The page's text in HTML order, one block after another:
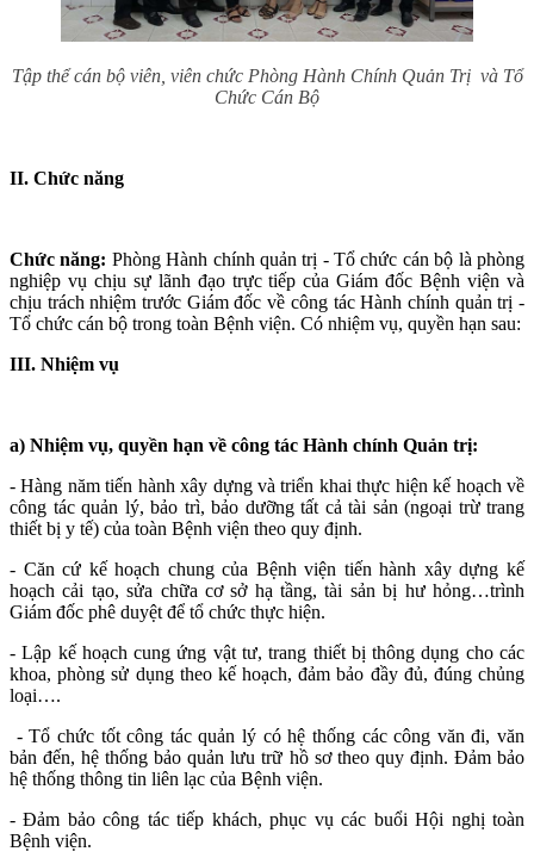
Tập thể cán bộ viên, viên chức Phòng Hành Chính Quản Trị và Tổ
Chức Cán Bộ
II. Chức năng
Chức năng: Phòng Hành chính quản trị - Tổ chức cán bộ là phòng
nghiệp vụ chịu sự lãnh đạo trực tiếp của Giám đốc Bệnh viện và
chịu trách nhiệm trước Giám đốc về công tác Hành chính quản trị -
Tổ chức cán bộ trong toàn Bệnh viện. Có nhiệm vụ, quyền hạn sau:
III. Nhiệm vụ
a) Nhiệm vụ, quyền hạn về công tác Hành chính Quản trị:
- Hàng năm tiến hành xây dựng và triển khai thực hiện kế hoạch về
công tác quản lý, bảo trì, bảo dưỡng tất cả tài sản (ngoại trừ trang
thiết bị y tế) của toàn Bệnh viện theo quy định.
- Căn cứ kế hoạch chung của Bệnh viện tiến hành xây dựng kế
hoạch cải tạo, sửa chữa cơ sở hạ tầng, tài sản bị hư hỏng…trình
Giám đốc phê duyệt để tổ chức thực hiện.
- Lập kế hoạch cung ứng vật tư, trang thiết bị thông dụng cho các
khoa, phòng sử dụng theo kế hoạch, đảm bảo đầy đủ, đúng chủng
loại….
- Tổ chức tốt công tác quản lý có hệ thống các công văn đi, văn
bản đến, hệ thống bảo quản lưu trữ hồ sơ theo quy định. Đảm bảo
hệ thống thông tin liên lạc của Bệnh viện.
- Đảm bảo công tác tiếp khách, phục vụ các buổi Hội nghị toàn
Bệnh viện.